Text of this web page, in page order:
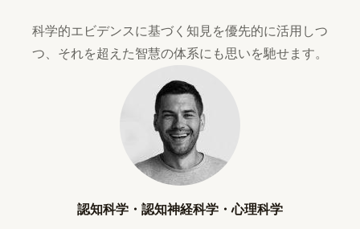
科学的エビデンスに基づく知見を優先的に活用しつ
つ、それを超えた智慧の体系にも思いを馳せます。
認知科学・認知神経科学・心理科学